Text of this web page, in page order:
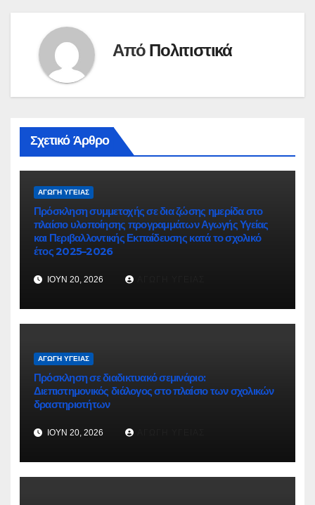
Από Πολιτιστικά
Σχετικό Άρθρο
ΑΓΩΓΉ ΥΓΕΊΑΣ
Πρόσκληση συμμετοχής σε δια ζώσης ημερίδα στο
πλαίσιο υλοποίησης προγραμμάτων Αγωγής Υγείας
και Περιβαλλοντικής Εκπαίδευσης κατά το σχολικό
έτος 2025–2026
ΙΟΎΝ 20, 2026
ΑΓΩΓΉ ΥΓΕΊΑΣ
Πρόσκληση σε διαδικτυακό σεμινάριο:
Διεπιστημονικός διάλογος στο πλαίσιο των σχολικών
δραστηριοτήτων
ΙΟΎΝ 20, 2026